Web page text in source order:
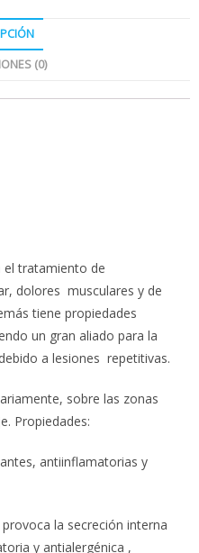
(0)
el tratamiento de
dolores musculares y de
tiene propiedades
un gran aliado para la
a lesiones repetitivas.
sobre las zonas
Propiedades:
antiinflamatorias y
la secreción interna
y antialergénica ,